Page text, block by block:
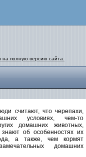
на полную версию сайта.
считают, что черепахи,
условиях, чем-то
домашних животных,
об особенностях их
а также, чем кормят
домашних